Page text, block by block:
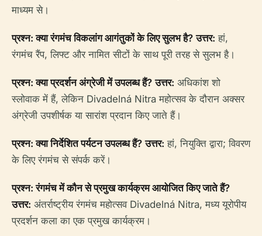
माध्यम से।
प्रश्न: क्या रंगमंच विकलांग आगंतुकों के लिए सुलभ है? उत्तर: हां,
रंगमंच रैंप, लिफ्ट और नामित सीटों के साथ पूरी तरह से सुलभ है।
प्रश्न: क्या प्रदर्शन अंग्रेजी में उपलब्ध हैं? उत्तर: अधिकांश शो
स्लोवाक में हैं, लेकिन Divadelná Nitra महोत्सव के दौरान अक्सर
अंग्रेजी उपशीर्षक या सारांश प्रदान किए जाते हैं।
प्रश्न: क्या निर्देशित पर्यटन उपलब्ध हैं? उत्तर: हां, नियुक्ति द्वारा; विवरण
के लिए रंगमंच से संपर्क करें।
प्रश्न: रंगमंच में कौन से प्रमुख कार्यक्रम आयोजित किए जाते हैं?
उत्तर: अंतर्राष्ट्रीय रंगमंच महोत्सव Divadelná Nitra, मध्य यूरोपीय
प्रदर्शन कला का एक प्रमुख कार्यक्रम।